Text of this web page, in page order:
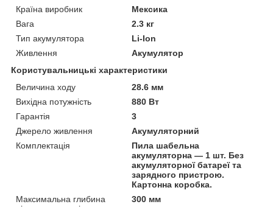
Країна виробник
Мексика
Вага
2.3 кг
Тип акумулятора
Li-Ion
Живлення
Акумулятор
Користувальницькі характеристики
Величина ходу
28.6 мм
Вихідна потужність
880 Вт
Гарантія
3
Джерело живлення
Акумуляторний
Комплектація
Пила шабельна
акумуляторна — 1 шт. Без
акумуляторної батареї та
зарядного пристрою.
Картонна коробка.
Максимальна глибина
300 мм